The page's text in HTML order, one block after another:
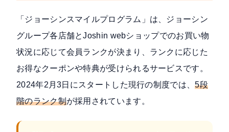
「ジョーシンスマイルプログラム」は、ジョーシン
グループ各店舗とJoshin webショップでのお買い物
状況に応じて会員ランクが決まり、ランクに応じた
お得なクーポンや特典が受けられるサービスです。
2024年2月3日にスタート した現行の制度では、5段
階のランク制が採用されています。